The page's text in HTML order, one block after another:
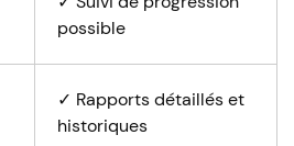
possible
✓ Rapports détaillés et
historiques